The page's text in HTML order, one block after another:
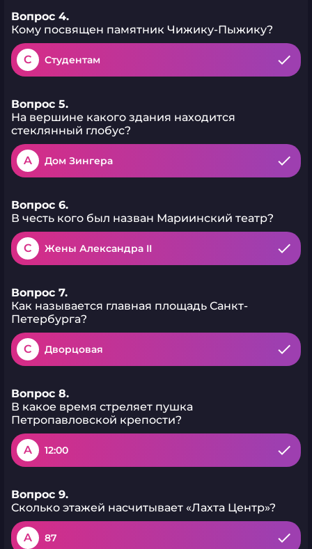
Вопрос 4.
Кому посвящен памятник Чижику-Пыжику?
C Студентам
Вопрос 5.
На вершине какого здания находится
стеклянный глобус?
A Дом Зингера
Вопрос 6.
В честь кого был назван Мариинский театр?
C Жены Александра II
Вопрос 7.
Как называется главная площадь Санкт-
Петербурга?
C Дворцовая
Вопрос 8.
В какое время стреляет пушка
Петропавловской крепости?
A 12:00
Вопрос 9.
Сколько этажей насчитывает «Лахта Центр»?
A 87